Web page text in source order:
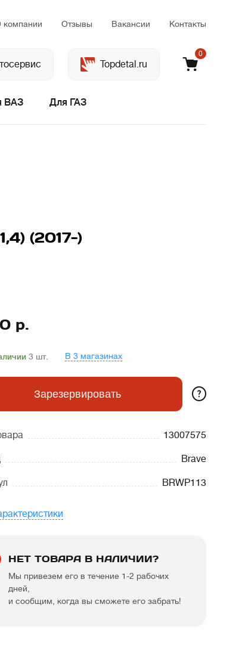
компании Отзывы Вакансии Контакты
Topdetal.ru
0
ВАЗ Для ГАЗ
(2017-)
р.
3 шт. В 3 магазинах
Зарезервировать ?
13007575
Brave
BRWP113
НЕТ ТОВАРА В НАЛИЧИИ?
Мы привезем его в течение 1-2 рабочих
дней,
и сообщим, когда вы сможете его забрать!